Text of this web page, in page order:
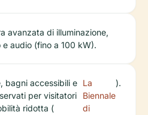
avanzata di illuminazione,
e audio (fino a 100 kW).
bagni accessibili e
per visitatori
ridotta (
La
Biennale
di
).